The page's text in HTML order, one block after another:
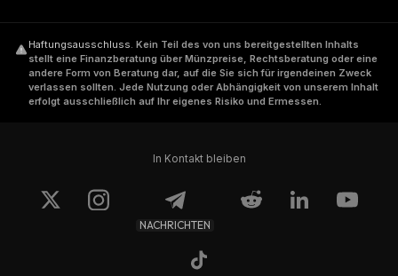
Haftungsausschluss. Kein Teil des von uns bereitgestellten Inhalts
stellt eine Finanzberatung über Münzpreise, Rechtsberatung oder eine
andere Form von Beratung dar, auf die Sie sich für irgendeinen Zweck
verlassen sollten. Jede Nutzung oder Abhängigkeit von unserem Inhalt
erfolgt ausschließlich auf Ihr eigenes Risiko und Ermessen.
In Kontakt bleiben
NACHRICHTEN